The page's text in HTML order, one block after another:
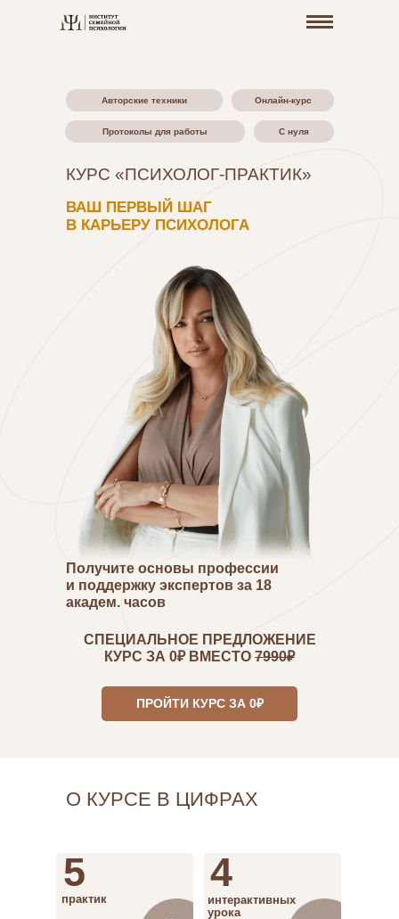
Авторские техники
С нуля
Протоколы для работы
Онлайн-курс
КУРС «ПСИХОЛОГ-ПРАКТИК»
ВАШ ПЕРВЫЙ ШАГ
В КАРЬЕРУ ПСИХОЛОГА
Получите основы профессии
и поддержку экспертов за 18
академ. часов
СПЕЦИАЛЬНОЕ ПРЕДЛОЖЕНИЕ
КУРС ЗА 0₽ ВМЕСТО 7990₽
ПРОЙТИ КУРС ЗА 0₽
О КУРСЕ В ЦИФРАХ
обучение на 18 ак.часов
основателем Института семейной
психологии Инной Мирной
5
практик
4
интерактивных
урока